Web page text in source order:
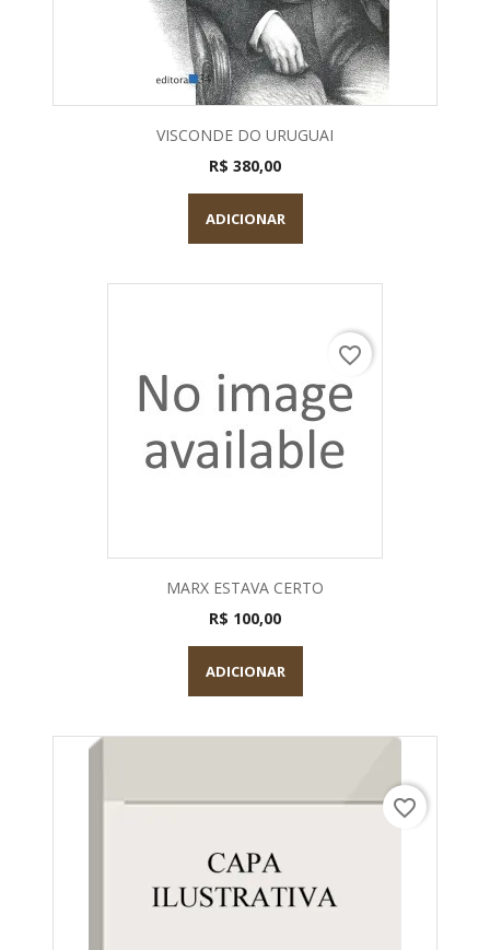
VISCONDE DO URUGUAI
R$ 380,00
ADICIONAR
MARX ESTAVA CERTO
R$ 100,00
ADICIONAR
favorite_border
favorite_border